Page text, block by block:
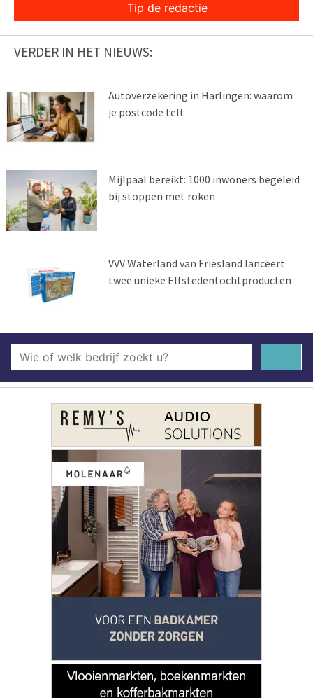
Tip de redactie
VERDER IN HET NIEUWS:
Autoverzekering in Harlingen: waarom
je postcode telt
Mijlpaal bereikt: 1000 inwoners begeleid
bij stoppen met roken
VVV Waterland van Friesland lanceert
twee unieke Elfstedentochtproducten